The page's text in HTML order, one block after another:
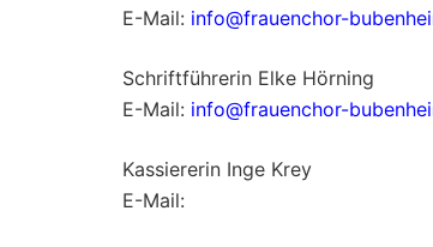
E-Mail: info@frauenchor-
Schriftführerin Elke Hörning
E-Mail: info@frauenchor-
Kassiererin Inge Krey
E-Mail: